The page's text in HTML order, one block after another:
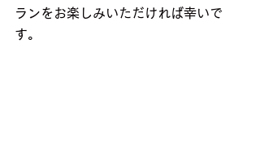
ランをお楽しみいただければ幸いで
す。